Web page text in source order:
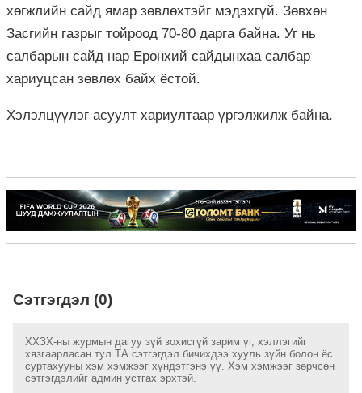
хөгжлийн сайд ямар зөвлөхтэйг мэдэхгүй. Зөвхөн
Засгийн газрыг тойроод 70-80 дарга байна. Уг нь
салбарын сайд нар Ерөнхий сайдынхаа салбар
хариуцсан зөвлөх байх ёстой.
Хэлэлцүүлэг асуулт хариултаар үргэлжилж байна.
Сэтгэгдэл (0)
ХХЗХ-ны журмын дагуу зүй зохисгүй зарим үг, хэллэгийг
хязгаарласан тул ТА сэтгэгдэл бичихдээ хууль зүйн болон ёс
суртахууны хэм хэмжээг хүндэтгэнэ үү. Хэм хэмжээг зөрчсөн
сэтгэгдэлийг админ устгах эрхтэй.